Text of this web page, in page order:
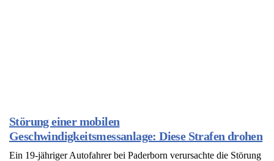
Störung einer mobilen
Geschwindigkeitsmessanlage: Diese Strafen drohen
Ein 19-jähriger Autofahrer bei Paderborn verursachte die Störung